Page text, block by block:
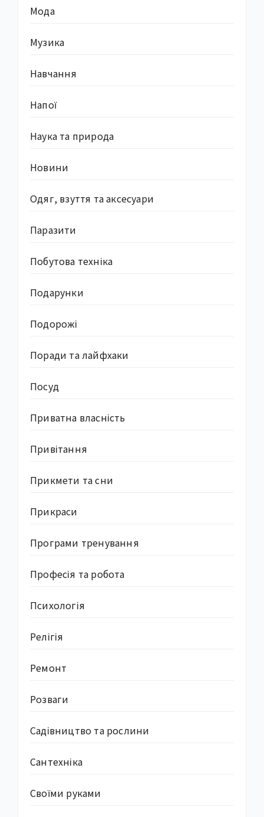
Мода
Музика
Навчання
Напої
Наука та природа
Новини
Одяг, взуття та аксесуари
Паразити
Побутова техніка
Подарунки
Подорожі
Поради та лайфхаки
Посуд
Приватна власність
Привітання
Прикмети та сни
Прикраси
Програми тренування
Професія та робота
Психологія
Релігія
Ремонт
Розваги
Садівництво та рослини
Сантехніка
Своїми руками